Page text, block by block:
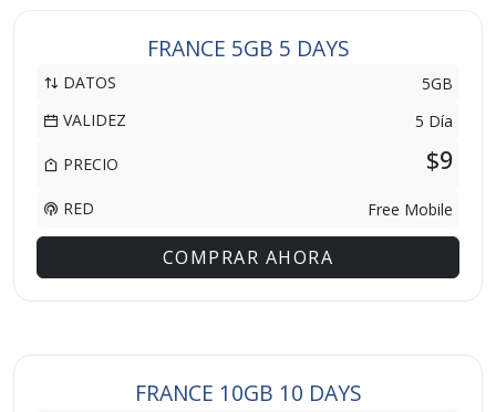
FRANCE 5GB 5 DAYS
DATOS
5GB
VALIDEZ
5 Día
PRECIO $9
RED Free Mobile
COMPRAR AHORA
FRANCE 10GB 10 DAYS